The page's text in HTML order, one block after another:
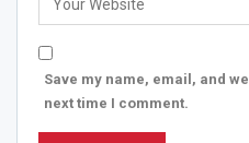
Save my name, email, and
next time I comment.